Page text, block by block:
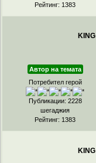
Рейтинг: 1383
KING
Автор на темата
Потребител герой
Публикации: 2228
шегаджия
Рейтинг: 1383
KING